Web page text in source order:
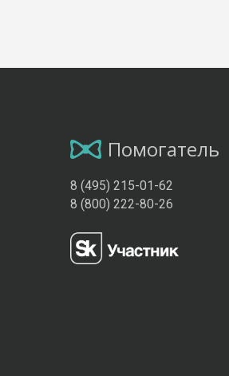
Помогатель
8 (495) 215-01-62
8 (800) 222-80-26